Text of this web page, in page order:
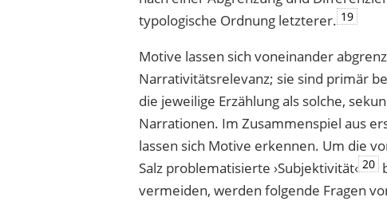
typologische Ordnung letzterer. 19
Motive lassen sich voneinander
Narrativitätsrelevanz; sie sind primär
die jeweilige Erzählung als solche,
Narrationen. Im Zusammenspiel aus
lassen sich Motive erkennen. Um die
Salz problematisierte ›Subjektivität‹ 20
vermeiden, werden folgende Fragen